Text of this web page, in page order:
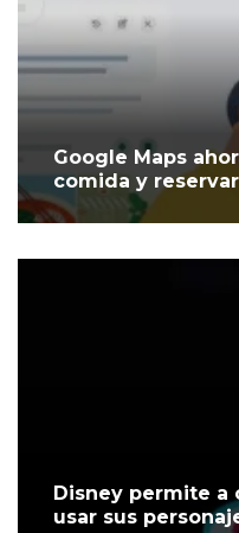
Google Maps
comida y
Disney permite a
usar sus